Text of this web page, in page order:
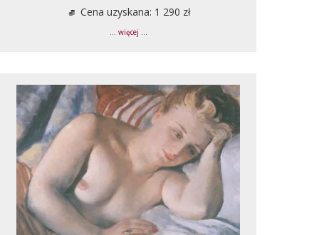
Cena uzyskana: 1 290 zł
... więcej ...